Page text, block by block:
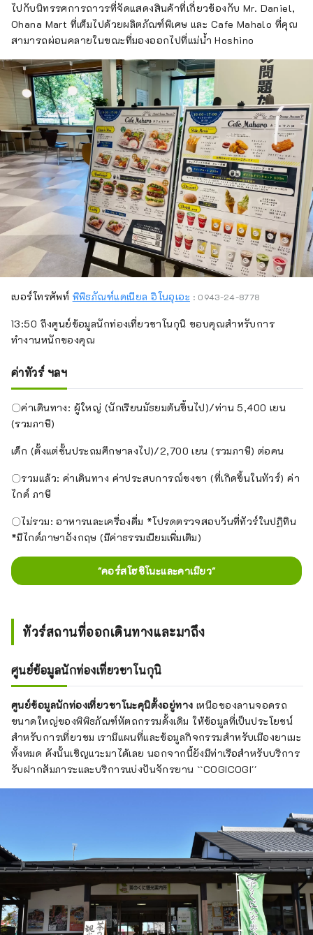
ไปกับนิทรรศการถาวรที่จัดแสดงสินค้าที่เกี่ยวข้องกับ Mr. Daniel,
Ohana Mart ที่เต็มไปด้วยผลิตภัณฑ์พิเศษ และ Cafe Mahalo ที่คุณ
สามารถผ่อนคลายในขณะที่มองออกไปที่แม่น้ำ Hoshino
เบอร์โทรศัพท์ พิพิธภัณฑ์แดเนียล อิโนอุเอะ : 0943-24-8778
13:50 ถึงศูนย์ข้อมูลนักท่องเที่ยวชาโนกุนิ ขอบคุณสำหรับการ
ทำงานหนักของคุณ
ค่าทัวร์ ฯลฯ
〇ค่าเดินทาง: ผู้ใหญ่ (นักเรียนมัธยมต้นขึ้นไป)/ท่าน 5,400 เยน
(รวมภาษี)
เด็ก (ตั้งแต่ชั้นประถมศึกษาลงไป)/2,700 เยน (รวมภาษี) ต่อคน
〇รวมแล้ว: ค่าเดินทาง ค่าประสบการณ์ชงชา (ที่เกิดขึ้นในทัวร์) ค่า
ไกด์ ภาษี
〇ไม่รวม: อาหารและเครื่องดื่ม *โปรดตรวจสอบวันที่ทัวร์ในปฏิทิน
*มีไกด์ภาษาอังกฤษ (มีค่าธรรมเนียมเพิ่มเติม)
"คอร์สโฮชิโนะและคาเมียว"
ทัวร์สถานที่ออกเดินทางและมาถึง
ศูนย์ข้อมูลนักท่องเที่ยวชาโนกุนิ
ศูนย์ข้อมูลนักท่องเที่ยวชาโนะคุนิตั้งอยู่ทาง เหนือของลานจอดรถ
ขนาดใหญ่ของพิพิธภัณฑ์หัตถกรรมดั้งเดิม ให้ข้อมูลที่เป็นประโยชน์
สำหรับการเที่ยวชม เรามีแผนที่และข้อมูลกิจกรรมสำหรับเมืองยาเมะ
ทั้งหมด ดังนั้นเชิญแวะมาได้เลย นอกจากนี้ยังมีท่าเรือสำหรับบริการ
รับฝากสัมภาระและบริการแบ่งปันจักรยาน ``COGICOGI''